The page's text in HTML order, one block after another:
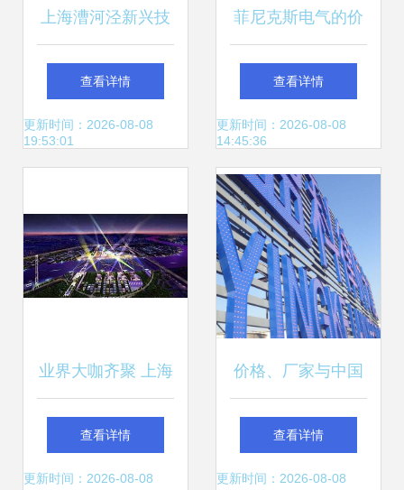
上海漕河泾新兴技
术开发区 注册公司
在漕河泾开发区的
查看详情
更新时间：2026-08-08
19:53:01
菲尼克斯电气的价
值深析 上海技术开
发的创新引擎
查看详情
更新时间：2026-08-08
14:45:36
业界大咖齐聚 上海
LED照明产业技术
开发引领新方向
查看详情
更新时间：2026-08-08
价格、厂家与中国
供应商 上海技术开
发的竞争优势
查看详情
更新时间：2026-08-08